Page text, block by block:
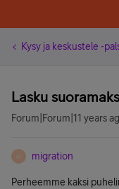
Kysy ja keskustele -
Lasku
Forum|Forum|11 years
M migration
Perheemme kaksi